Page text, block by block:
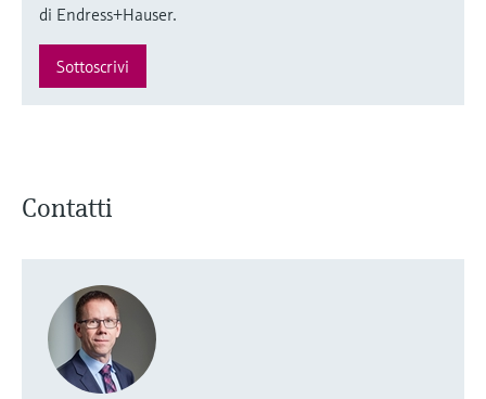
di Endress+Hauser.
Sottoscrivi
Contatti